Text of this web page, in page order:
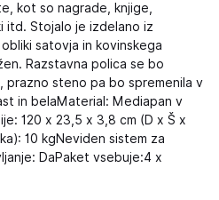
kot so nagrade, knjige,
itd. Stojalo je izdelano iz
satovja in kovinskega
Razstavna polica se bo
prazno steno pa bo spremenila v
in belaMaterial: Mediapan v
120 x 23,5 x 3,8 cm (D x Š x
10 kgNeviden sistem za
DaPaket vsebuje:4 x